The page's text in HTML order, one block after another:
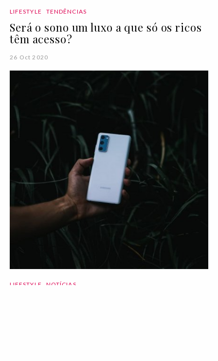
LIFESTYLE TENDÊNCIAS
Será o sono um luxo a que só os ricos
têm acesso?
26 Oct 2020
LIFESTYLE NOTÍCIAS